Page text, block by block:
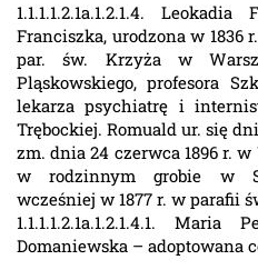
1.1.1.1.2.1a.1.2.1.4.
Franciszka, urodzona w 1836
par. św. Krzyża w
Pląskowskiego, profesora
lekarza psychiatrę i
Trębockiej. Romuald ur. się
zm. dnia 24 czerwca 1896 r.
w rodzinnym grobie w
wcześniej w 1877 r. w parafii
1.1.1.1.2.1a.1.2.1.4.1. Maria
Domaniewska – adoptowana